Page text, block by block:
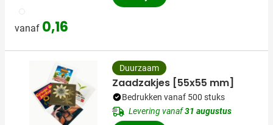
009
vanaf 0,16
Duurzaam
Zaadzakjes [55x55 mm]
Bedrukken vanaf 500 stuks
Levering vanaf31 augustus